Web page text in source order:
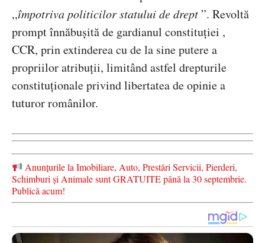
,,împotriva politicilor statului de drept”. Revoltă
prompt înnăbușită de gardianul constituției ,
CCR, prin extinderea cu de la sine putere a
propriilor atribuții, limitând astfel drepturile
constituționale privind libertatea de opinie a
tuturor românilor.
Anunțurile la Imobiliare, Auto, Prestări Servicii, Pierderi,
Schimburi și Animale sunt GRATUITE până la 30 septembrie.
Publică acum!